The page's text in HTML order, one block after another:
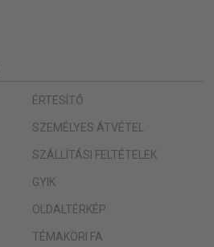
ÉRTESÍTŐ
SZEMÉLYES ÁTVÉTEL
SZÁLLÍTÁSI FELTÉTELEK
GYIK
OLDALTÉRKÉP
TÉMAKÖRI FA